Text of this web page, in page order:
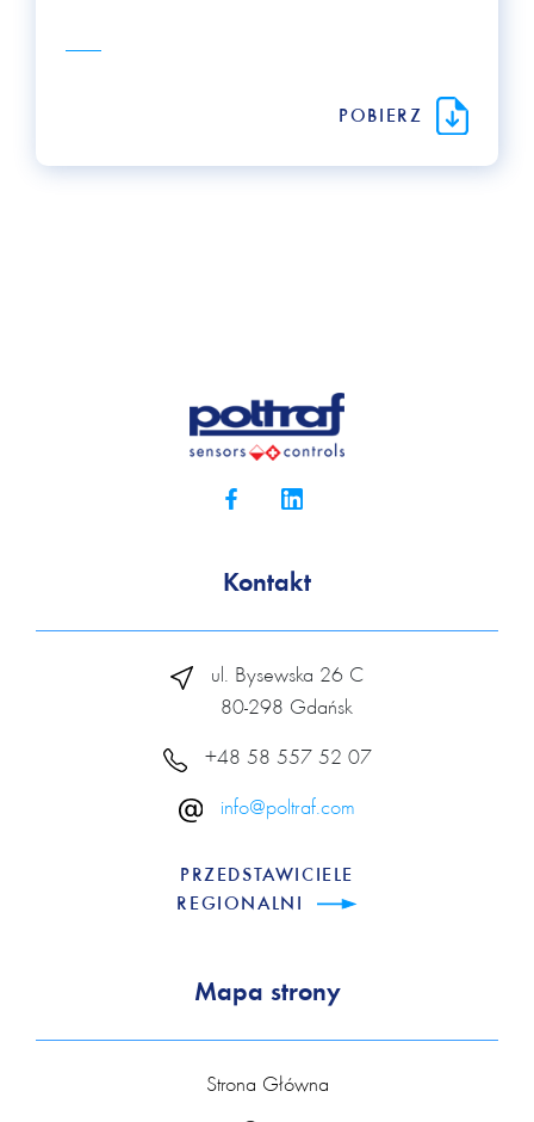
POBIERZ
Kontakt
ul. Bysewska 26 C
80-298 Gdańsk
+48 58 557 52 07
info@poltraf.com
PRZEDSTAWICIELE
REGIONALNI
Mapa strony
Strona Główna